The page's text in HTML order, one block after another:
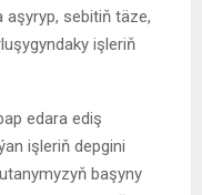
aşyryp, sebitiň täze,
işleriň
edara ediş
işleriň depgini
başyny